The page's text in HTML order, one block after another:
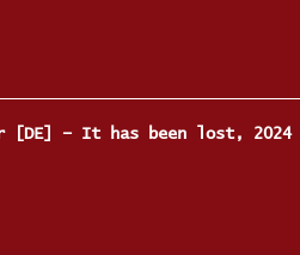
[DE] – It has been lost, 2024